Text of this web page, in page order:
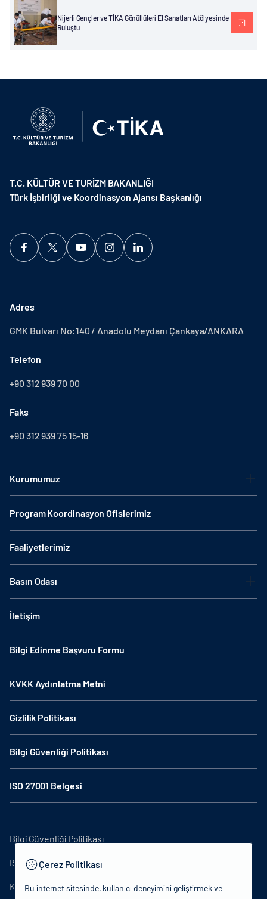
Nijerli Gençler ve TİKA Gönüllüleri El Sanatları Atölyesinde
Buluştu
T.C. KÜLTÜR VE TURİZM BAKANLIĞI
Türk İşbirliği ve Koordinasyon Ajansı Başkanlığı
Adres
GMK Bulvarı No:140 / Anadolu Meydanı Çankaya/ANKARA
Telefon
+90 312 939 70 00
Faks
+90 312 939 75 15-16
Kurumumuz
Program Koordinasyon Ofislerimiz
Faaliyetlerimiz
Basın Odası
İletişim
Bilgi Edinme Başvuru Formu
KVKK Aydınlatma Metni
Gizlilik Politikası
Bilgi Güvenliği Politikası
ISO 27001 Belgesi
Bilgi Güvenliği Politikası
ISO27001
KVKK Aydınlatma Metni
Çerez Politikası
Bu internet sitesinde, kullanıcı deneyimini geliştirmek ve